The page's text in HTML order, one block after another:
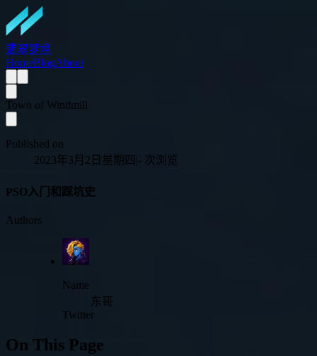
翡翠梦境
HomeBlogAbout
Town of Windmill
Published on
2023年3月2日星期四 |- 次浏览
PSO入门和踩坑史
Authors
Name
东哥
Twitter
On This Page